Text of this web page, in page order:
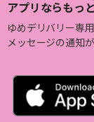
アプリならもっ
ゆめデリバリー専
メッセージの通知